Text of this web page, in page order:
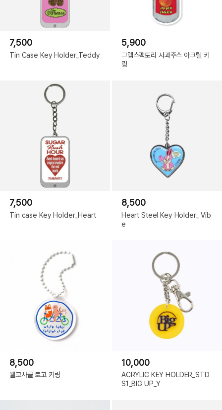
7,500
Tin Case Key Holder_Teddy
5,900
그램스팩토리 사과주스 아크릴 키
링
7,500
Tin case Key Holder_Heart
8,500
Heart Steel Key Holder_ Vib
e
8,500
웰코사클 로고 키링
10,000
ACRYLIC KEY HOLDER_STD
S1_BIG UP_Y